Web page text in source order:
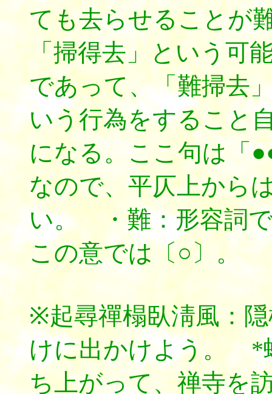
ても去らせることが
「掃得去」という可
であって、「難掃去
いう行為をすること
になる。ここ句は「
なので、平仄上から
い。 ・難：形容詞
この意では〔○〕。
※起尋禪榻臥淸風：
けに出かけよう。 *
ち上がって、禅寺を